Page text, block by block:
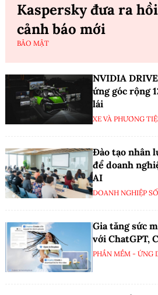
Kaspersky đưa ra
cảnh báo mới
BẢO MẬT
NVIDIA
ứng góc rộng
lái
XE VÀ PHƯƠNG
Đào tạo nhân
để doanh
AI
DOANH NGHIỆP SỐ
Gia tăng sức
với ChatGPT,
PHẦN MỀM - ỨNG